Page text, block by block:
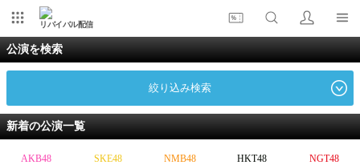
リバイバル配信
公演を検索
絞り込み検索
新着の公演一覧
AKB48 SKE48 NMB48 HKT48 NGT48